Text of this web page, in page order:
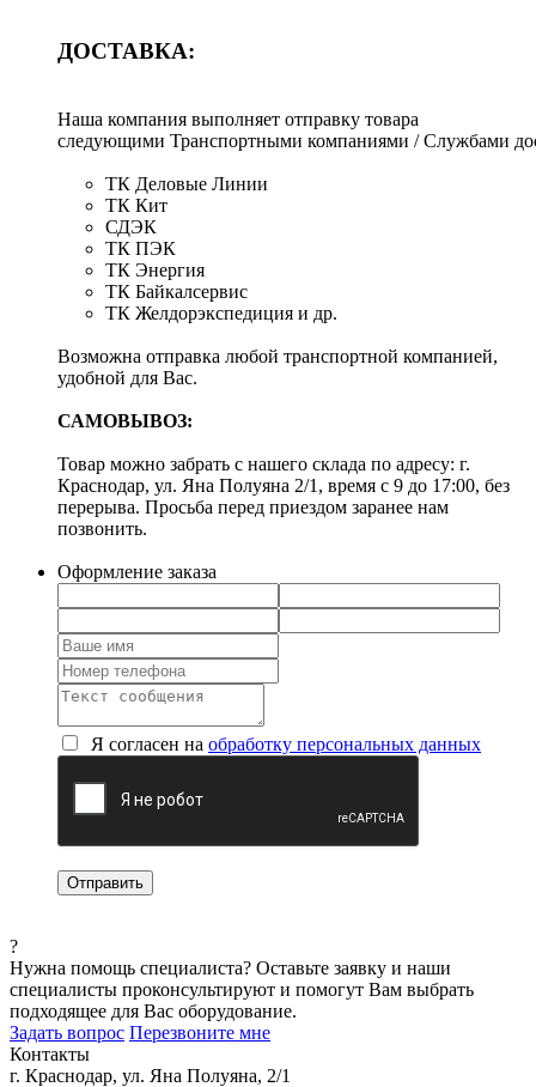
ДОСТАВКА:
Наша компания выполняет отправку товара
следующими Транспортными компаниями / Службами
ТК Деловые Линии
ТК Кит
СДЭК
ТК ПЭК
ТК Энергия
ТК Байкалсервис
ТК Желдорэкспедиция и др.
Возможна отправка любой транспортной компанией,
удобной для Вас.
САМОВЫВОЗ:
Товар можно забрать с нашего склада по адресу: г.
Краснодар, ул. Яна Полуяна 2/1, время с 9 до 17:00, без
перерыва. Просьба перед приездом заранее нам
позвонить.
Оформление заказа
Я согласен на обработку персональных данных
?
Нужна помощь специалиста? Оставьте заявку и наши
специалисты проконсультируют и помогут Вам выбрать
подходящее для Вас оборудование.
Задать вопрос Перезвоните мне
Контакты
г. Краснодар, ул. Яна Полуяна, 2/1